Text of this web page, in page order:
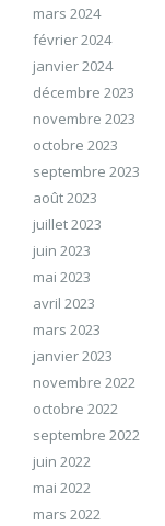
mars 2024
février 2024
janvier 2024
décembre 2023
novembre 2023
octobre 2023
septembre 2023
août 2023
juillet 2023
juin 2023
mai 2023
avril 2023
mars 2023
janvier 2023
novembre 2022
octobre 2022
septembre 2022
juin 2022
mai 2022
mars 2022